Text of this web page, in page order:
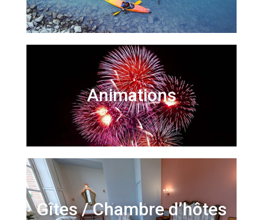
Animations
Gîtes / Chambre d’hôtes